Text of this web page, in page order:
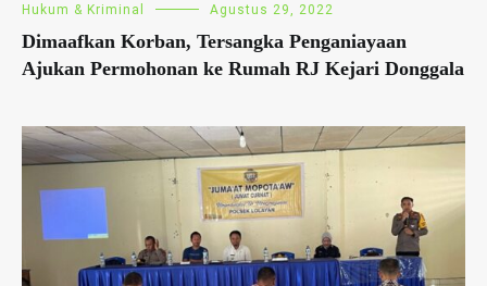
Hukum & Kriminal Agustus 29, 2022
Dimaafkan Korban, Tersangka Penganiayaan
Ajukan Permohonan ke Rumah RJ Kejari Donggala